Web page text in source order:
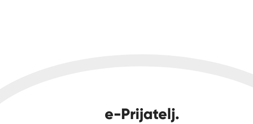
e-Prijatelj.